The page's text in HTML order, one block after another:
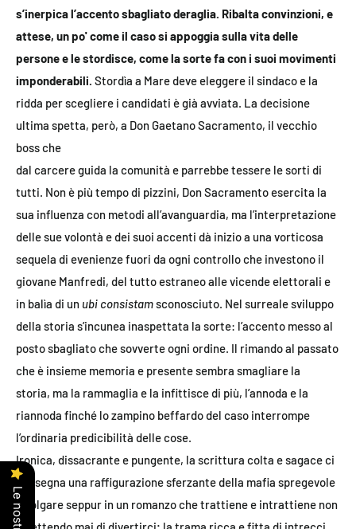
s’inerpica l’accento sbagliato deraglia. Ribalta convinzioni, e
attese, un po' come il caso si appoggia sulla vita delle
persone e le stordisce, come la sorte fa con i suoi movimenti
imponderabili. Stordìa a Mare deve eleggere il sindaco e la
ridda per scegliere i candidati è già avviata. La decisione
ultima spetta, però, a Don Gaetano Sacramento, il vecchio
boss che
dal carcere guida la comunità e parrebbe tessere le sorti di
tutti. Non è più tempo di pizzini, Don Sacramento esercita la
sua influenza con metodi all’avanguardia, ma l’interpretazione
delle sue volontà e dei suoi accenti dà inizio a una vorticosa
sequela di evenienze fuori da ogni controllo che investono il
giovane Manfredi, del tutto estraneo alle vicende elettorali e
in balìa di un ubi consistamsconosciuto. Nel surreale sviluppo
della storia s’incunea inaspettata la sorte: l’accento messo al
posto sbagliato che sovverte ogni ordine. Il rimando al passato
che è insieme memoria e presente sembra smagliare la
storia, ma la rammaglia e la infittisce di più, l’annoda e la
riannoda finché lo zampino beffardo del caso interrompe
l’ordinaria predicibilità delle cose.
Ironica, dissacrante e pungente, la scrittura colta e sagace ci
consegna una raffigurazione sferzante della mafia spregevole
e volgare seppur in un romanzo che trattiene e intrattiene non